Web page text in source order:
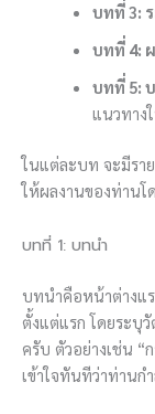
บทที่ 3:
บทที่ 4:
บทที่ 5:
แนวทาง
ในแต่ละบท จะมีรา
ให้ผลงานของท่านโ
บทที่ 1: บทนำ
บทนำคือหน้าต่างแ
ตั้งแต่แรก โดยระบุ
ครับ ตัวอย่างเช่น “
เข้าใจทันทีว่าท่านก